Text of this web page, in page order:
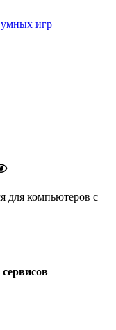
умных игр
для компьютеров с